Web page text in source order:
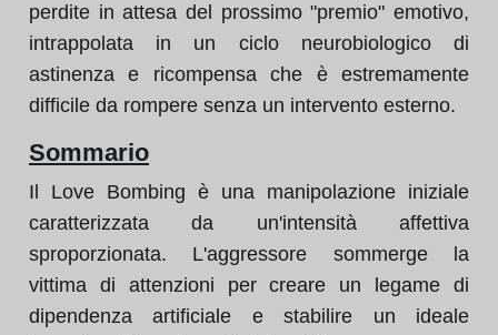
perdite in attesa del prossimo "premio" emotivo,
intrappolata in un ciclo neurobiologico di
astinenza e ricompensa che è estremamente
difficile da rompere senza un intervento esterno.
Sommario
Il Love Bombing è una manipolazione iniziale
caratterizzata da un'intensità affettiva
sproporzionata. L'aggressore sommerge la
vittima di attenzioni per creare un legame di
dipendenza artificiale e stabilire un ideale